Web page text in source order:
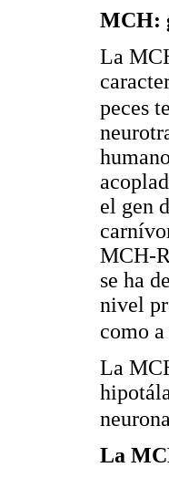
MCH:
La
peces
el gen
MCH-
se ha
nivel
como
La
La